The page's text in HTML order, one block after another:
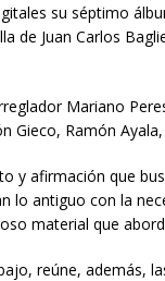
su séptimo
Juan Carlos
Mariano
Ramón
y afirmación que
lo antiguo con la
material que
reúne, además,